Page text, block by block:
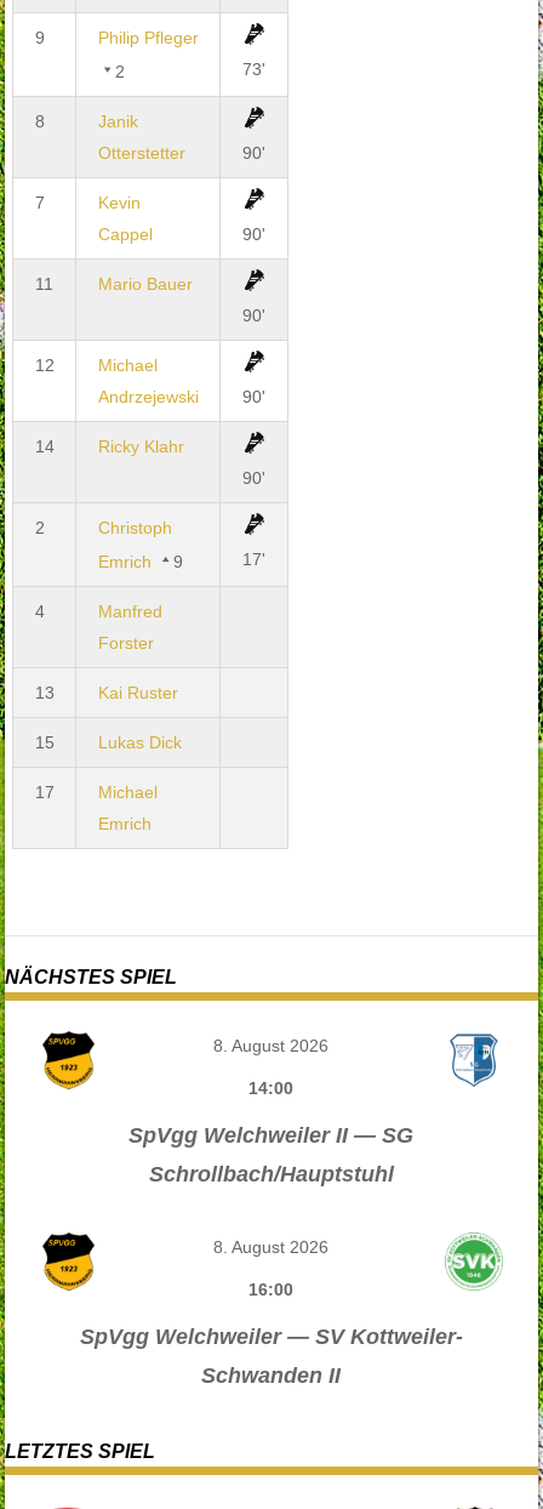
9
Philip Pfleger
2
73'
8
Janik
Otterstetter
90'
7
Kevin
Cappel
90'
11
Mario Bauer
90'
12
Michael
Andrzejewski
90'
14
Ricky Klahr
90'
2
Christoph
Emrich
9 17'
4
Manfred
Forster
13 Kai Ruster
15 Lukas Dick
17
Michael
Emrich
NÄCHSTES SPIEL
8. August 2026
14:00
SpVgg Welchweiler II — SG
Schrollbach/Hauptstuhl
8. August 2026
16:00
SpVgg Welchweiler — SV Kottweiler-
Schwanden II
LETZTES SPIEL